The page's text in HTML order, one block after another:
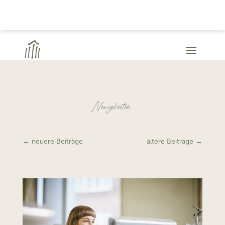
Neuigkeiten
← neuere Beiträge ältere Beiträge →